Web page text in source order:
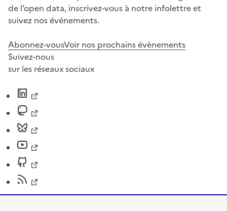
de l’open data, inscrivez-vous à notre infolettre et
suivez nos événements.
Abonnez-vousVoir nos prochains évènements
Suivez-nous
sur les réseaux sociaux